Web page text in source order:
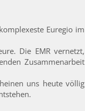
Euregio im
Die EMR vernetzt,
Zusammenarbeit
uns heute völlig